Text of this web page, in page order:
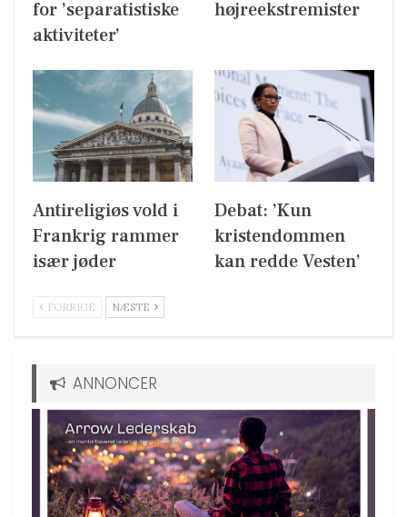
for ’separatistiske
aktiviteter’
højreekstremister
Antireligiøs vold i
Frankrig rammer
især jøder
Debat: ’Kun
kristendommen
kan redde Vesten’
FORRIGE NÆSTE
ANNONCER